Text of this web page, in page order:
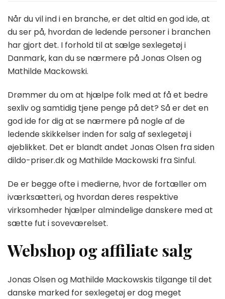
fra
førende
personer
inden
for
danske
sexbranche
Når du vil ind i en branche, er det altid en god ide, at
du ser på, hvordan de ledende personer i branchen
har gjort det. I forhold til at sælge sexlegetøj i
Danmark, kan du se nærmere på Jonas Olsen og
Mathilde Mackowski.
Drømmer du om at hjælpe folk med at få et bedre
sexliv og samtidig tjene penge på det? Så er det en
god ide for dig at se nærmere på nogle af de
ledende skikkelser inden for salg af sexlegetøj i
øjeblikket. Det er blandt andet Jonas Olsen fra siden
dildo-priser.dk og Mathilde Mackowski fra Sinful.
De er begge ofte i medierne, hvor de fortæller om
iværksætteri, og hvordan deres respektive
virksomheder hjælper almindelige danskere med at
sætte fut i soveværelset.
Webshop og affiliate salg
Jonas Olsen og Mathilde Mackowskis tilgange til det
danske marked for sexlegetøj er dog meget